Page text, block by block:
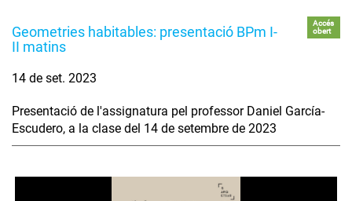
Geometries habitables: presentació BPm I-
II matins
Accés
obert
14 de set. 2023
Presentació de l'assignatura pel professor Daniel García-
Escudero, a la clase del 14 de setembre de 2023